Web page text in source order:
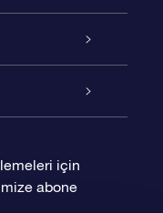
için
abone